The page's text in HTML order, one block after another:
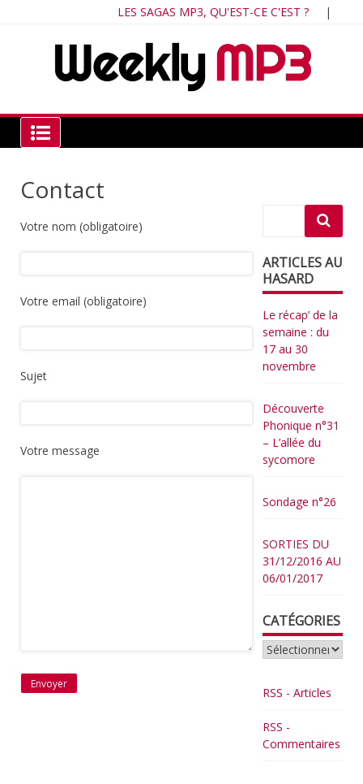
LES SAGAS MP3, QU'EST-CE C'EST ?|
Weekly MP3
Contact
Votre nom (obligatoire)
Votre email (obligatoire)
Sujet
Votre message
ARTICLES AU
HASARD
Le récap’ de la
semaine : du
17 au 30
novembre
Découverte
Phonique n°31
– L’allée du
sycomore
Sondage n°26
SORTIES DU
31/12/2016 AU
06/01/2017
CATÉGORIES
Catégories
RSS - Articles
RSS -
Commentaires